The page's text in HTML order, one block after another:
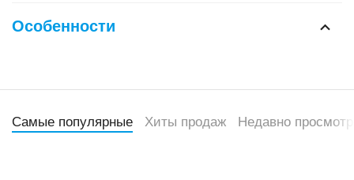
Особенности
Самые популярные Хиты продаж Недавно